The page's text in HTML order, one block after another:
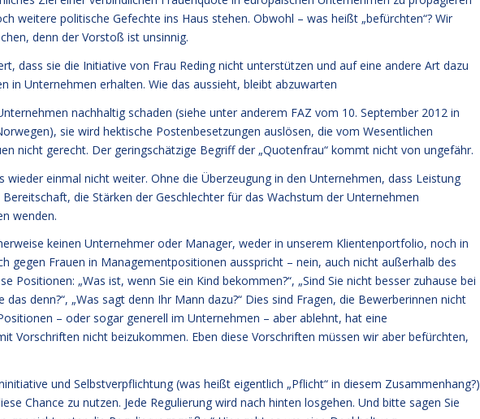
weitere politische Gefechte ins Haus stehen. Obwohl – was heißt „befürchten“? Wir
denn der Vorstoß ist unsinnig.
dass sie die Initiative von Frau Reding nicht unterstützen und auf eine andere Art dazu
in Unternehmen erhalten. Wie das aussieht, bleibt abzuwarten
nachhaltig schaden (siehe unter anderem FAZ vom 10. September 2012 in
sie wird hektische Postenbesetzungen auslösen, die vom Wesentlichen
nicht gerecht. Der geringschätzige Begriff der „Quotenfrau“ kommt nicht von ungefähr.
wieder einmal nicht weiter. Ohne die Überzeugung in den Unternehmen, dass Leistung
die Stärken der Geschlechter für das Wachstum der Unternehmen
wenden.
keinen Unternehmer oder Manager, weder in unserem Klientenportfolio, noch in
gegen Frauen in Managementpositionen ausspricht – nein, auch nicht außerhalb des
Positionen: „Was ist, wenn Sie ein Kind bekommen?“, „Sind Sie nicht besser zuhause bei
das denn?“, „Was sagt denn Ihr Mann dazu?“ Dies sind Fragen, die Bewerberinnen nicht
– oder sogar generell im Unternehmen – aber ablehnt, hat eine
Vorschriften nicht beizukommen. Eben diese Vorschriften müssen wir aber befürchten,
und Selbstverpflichtung (was heißt eigentlich „Pflicht“ in diesem Zusammenhang?)
Chance zu nutzen. Jede Regulierung wird nach hinten losgehen. Und bitte sagen Sie